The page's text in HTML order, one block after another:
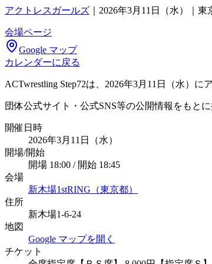
アクトレスガールズ 2026年3月11日（水）｜
会場ページ
Google マップ
カレンダーに戻る
ACTwrestling Step72は、2026年3月11日（水）
団体公式サイト・公式SNS等の公開情報をもと
開催日時
2026年3月11日（水）
開場/開始
開場 18:00 / 開始 18:45
会場
新木場1stRING（東京都）
住所
新木場1-6-24
地図
Google マップを開く
チケット